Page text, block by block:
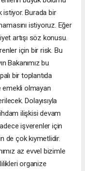
Burada bir
istiyoruz. Eğer
artışı söz konusu.
için bir risk. Bu
Bakanımız bu
bir toplantıda
emekli olmayan
Dolayısıyla
ilişkisi devam
işverenler için
de çok kıymetlidir.
az evvel bizimle
organize